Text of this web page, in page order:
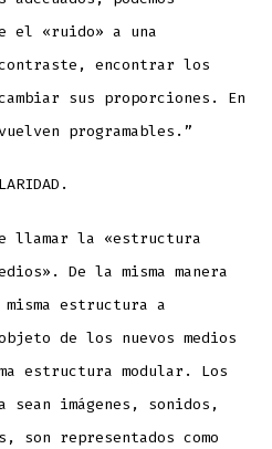
el «ruido» a una
encontrar los
sus proporciones. En
programables.”
llamar la «estructura
De la misma manera
estructura a
de los nuevos medios
estructura modular. Los
sean imágenes, sonidos,
son representados como